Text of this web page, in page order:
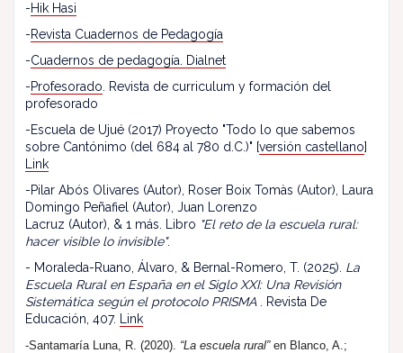
-Hik Hasi
-Revista Cuadernos de Pedagogía
-Cuadernos de pedagogía. Dialnet
-Profesorado . Revista de curriculum y formación del
profesorado
-Escuela de Ujué (2017) Proyecto "Todo lo que sabemos
sobre Cantónimo (del 684 al 780 d.C.)" [versión castellano]
Link
-Pilar Abós Olivares (Autor), Roser Boix Tomàs (Autor), Laura
Domingo Peñafiel (Autor), Juan Lorenzo
Lacruz (Autor), & 1 más. Libro "El reto de la escuela rural:
hacer visible lo invisible".
- Moraleda-Ruano, Álvaro, & Bernal-Romero, T. (2025). La
Escuela Rural en España en el Siglo XXI: Una Revisión
Sistemática según el protocolo PRISMA . Revista De
Educación, 407.
Link
-Santamaría Luna, R. (2020). “La escuela rural”en Blanco, A.;